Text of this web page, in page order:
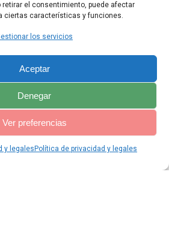
retirar el consentimiento, puede afectar
ciertas características y funciones.
los servicios
Aceptar
Denegar
Ver preferencias
y legales Política de privacidad y legales
Capítulo Siguiente